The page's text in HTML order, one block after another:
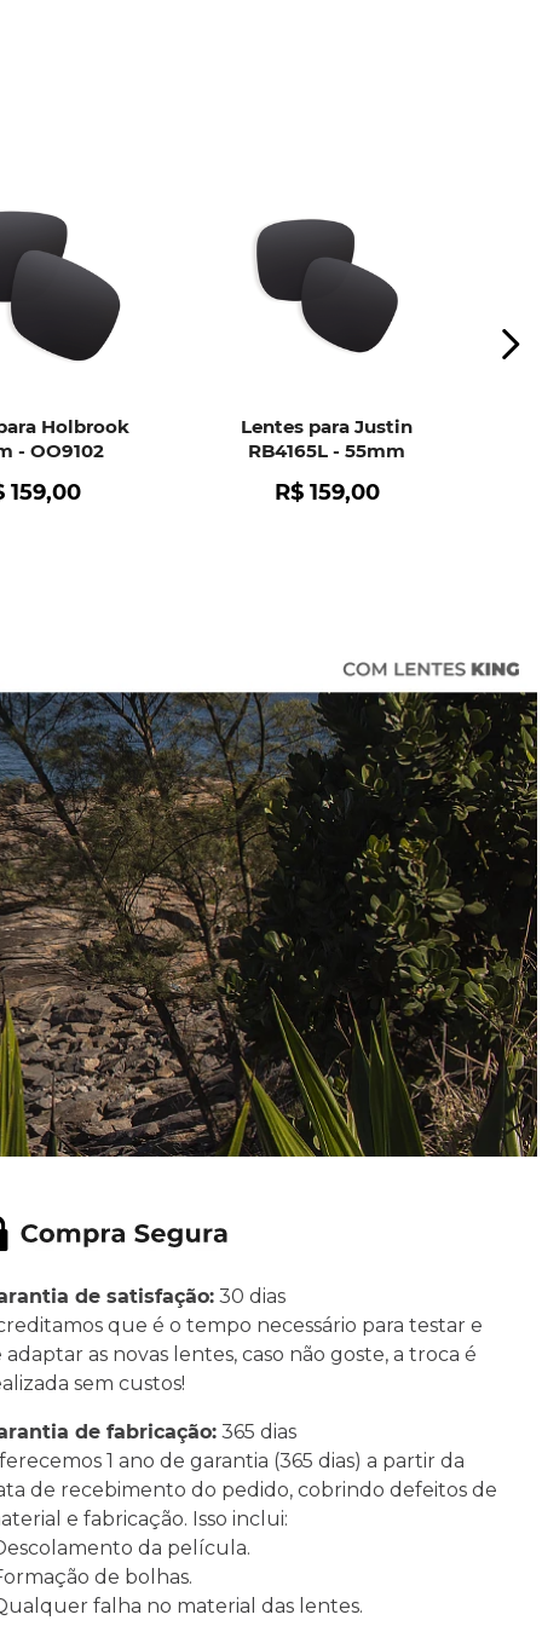
Holbrook
- OO9102
159,00
Lentes para Justin
RB4165L - 55mm
R$ 159,00
de satisfação:30 dias
que é o tempo necessário para testar e
adaptar as novas lentes, caso não goste, a troca é
sem custos!
de fabricação:365 dias
1 ano de garantia (365 dias) a partir da
de recebimento do pedido, cobrindo defeitos de
e fabricação. Isso inclui:
da película.
de bolhas.
falha no material das lentes.